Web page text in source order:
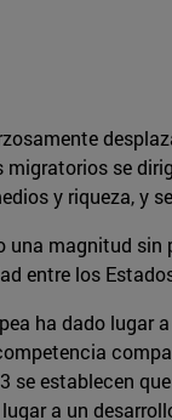
se
y riqueza, y
magnitud
entre los
ha dado
establecen
a un